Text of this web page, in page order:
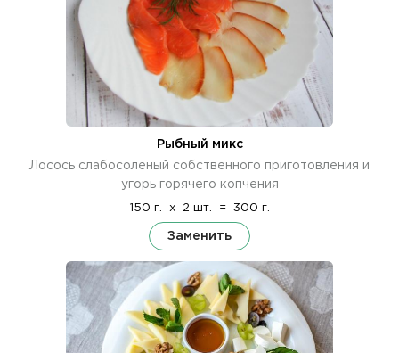
Рыбный микс
Лосось слабосоленый собственного приготовления и
угорь горячего копчения
150 г. x 2 шт. = 300 г.
Заменить